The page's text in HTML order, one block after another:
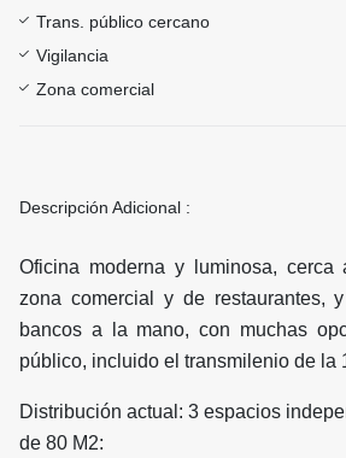
Trans. público cercano
Vigilancia
Zona comercial
Descripción Adicional :
Oficina moderna y luminosa,
zona comercial y de restaurantes,
bancos a la mano, con muchas
público, incluido el transmilenio de la
Distribución actual: 3 espacios
de 80 M2: